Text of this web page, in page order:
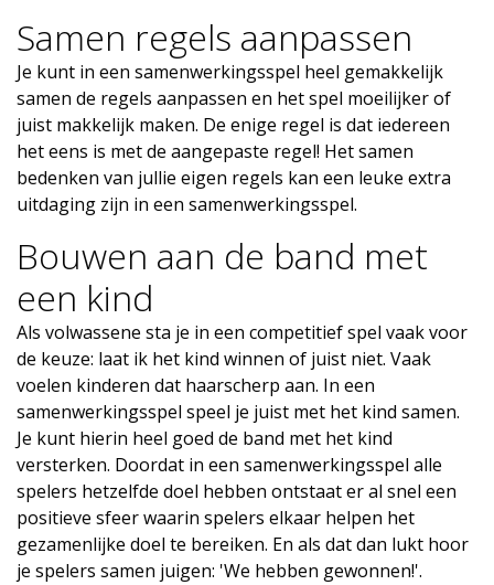
Samen regels aanpassen
Je kunt in een samenwerkingsspel heel gemakkelijk
samen de regels aanpassen en het spel moeilijker of
juist makkelijk maken. De enige regel is dat iedereen
het eens is met de aangepaste regel! Het samen
bedenken van jullie eigen regels kan een leuke extra
uitdaging zijn in een samenwerkingsspel.
Bouwen aan de band met
een kind
Als volwassene sta je in een competitief spel vaak voor
de keuze: laat ik het kind winnen of juist niet. Vaak
voelen kinderen dat haarscherp aan. In een
samenwerkingsspel speel je juist met het kind samen.
Je kunt hierin heel goed de band met het kind
versterken. Doordat in een samenwerkingsspel alle
spelers hetzelfde doel hebben ontstaat er al snel een
positieve sfeer waarin spelers elkaar helpen het
gezamenlijke doel te bereiken. En als dat dan lukt hoor
je spelers samen juigen: 'We hebben gewonnen!'.